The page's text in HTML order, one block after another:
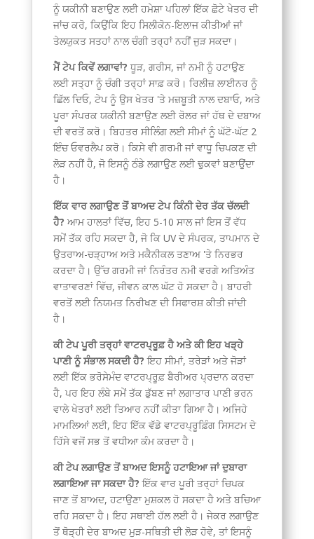
ਨੂੰ ਯਕੀਨੀ ਬਣਾਉਣ ਲਈ ਹਮੇਸ਼ਾ ਪਹਿਲਾਂ ਇੱਕ ਛੋਟੇ ਖੇਤਰ ਦੀ
ਜਾਂਚ ਕਰੋ, ਕਿਉਂਕਿ ਇਹ ਸਿਲੀਕੋਨ-ਇਲਾਜ ਕੀਤੀਆਂ ਜਾਂ
ਤੇਲਯੁਕਤ ਸਤਹਾਂ ਨਾਲ ਚੰਗੀ ਤਰ੍ਹਾਂ ਨਹੀਂ ਜੁੜ ਸਕਦਾ।
ਮੈਂ ਟੇਪ ਕਿਵੇਂ ਲਗਾਵਾਂ? ਧੂੜ, ਗਰੀਸ, ਜਾਂ ਨਮੀ ਨੂੰ ਹਟਾਉਣ
ਲਈ ਸਤ੍ਹਾ ਨੂੰ ਚੰਗੀ ਤਰ੍ਹਾਂ ਸਾਫ਼ ਕਰੋ। ਰਿਲੀਜ਼ ਲਾਈਨਰ ਨੂੰ
ਛਿੱਲ ਦਿਓ, ਟੇਪ ਨੂੰ ਉਸ ਖੇਤਰ 'ਤੇ ਮਜ਼ਬੂਤੀ ਨਾਲ ਦਬਾਓ, ਅਤੇ
ਪੂਰਾ ਸੰਪਰਕ ਯਕੀਨੀ ਬਣਾਉਣ ਲਈ ਰੋਲਰ ਜਾਂ ਹੱਥ ਦੇ ਦਬਾਅ
ਦੀ ਵਰਤੋਂ ਕਰੋ। ਬਿਹਤਰ ਸੀਲਿੰਗ ਲਈ ਸੀਮਾਂ ਨੂੰ ਘੱਟੋ-ਘੱਟ 2
ਇੰਚ ਓਵਰਲੈਪ ਕਰੋ। ਕਿਸੇ ਵੀ ਗਰਮੀ ਜਾਂ ਵਾਧੂ ਚਿਪਕਣ ਦੀ
ਲੋੜ ਨਹੀਂ ਹੈ, ਜੋ ਇਸਨੂੰ ਠੰਡੇ ਲਗਾਉਣ ਲਈ ਢੁਕਵਾਂ ਬਣਾਉਂਦਾ
ਹੈ।
ਇੱਕ ਵਾਰ ਲਗਾਉਣ ਤੋਂ ਬਾਅਦ ਟੇਪ ਕਿੰਨੀ ਦੇਰ ਤੱਕ ਚੱਲਦੀ
ਹੈ? ਆਮ ਹਾਲਤਾਂ ਵਿੱਚ, ਇਹ 5-10 ਸਾਲ ਜਾਂ ਇਸ ਤੋਂ ਵੱਧ
ਸਮੇਂ ਤੱਕ ਰਹਿ ਸਕਦਾ ਹੈ, ਜੋ ਕਿ UV ਦੇ ਸੰਪਰਕ, ਤਾਪਮਾਨ ਦੇ
ਉਤਰਾਅ-ਚੜ੍ਹਾਅ ਅਤੇ ਮਕੈਨੀਕਲ ਤਣਾਅ 'ਤੇ ਨਿਰਭਰ
ਕਰਦਾ ਹੈ। ਉੱਚ ਗਰਮੀ ਜਾਂ ਨਿਰੰਤਰ ਨਮੀ ਵਰਗੇ ਅਤਿਅੰਤ
ਵਾਤਾਵਰਣਾਂ ਵਿੱਚ, ਜੀਵਨ ਕਾਲ ਘੱਟ ਹੋ ਸਕਦਾ ਹੈ। ਬਾਹਰੀ
ਵਰਤੋਂ ਲਈ ਨਿਯਮਤ ਨਿਰੀਖਣ ਦੀ ਸਿਫਾਰਸ਼ ਕੀਤੀ ਜਾਂਦੀ
ਹੈ।
ਕੀ ਟੇਪ ਪੂਰੀ ਤਰ੍ਹਾਂ ਵਾਟਰਪ੍ਰੂਫ਼ ਹੈ ਅਤੇ ਕੀ ਇਹ ਖੜ੍ਹੇ
ਪਾਣੀ ਨੂੰ ਸੰਭਾਲ ਸਕਦੀ ਹੈ? ਇਹ ਸੀਮਾਂ, ਤਰੇੜਾਂ ਅਤੇ ਜੋੜਾਂ
ਲਈ ਇੱਕ ਭਰੋਸੇਮੰਦ ਵਾਟਰਪ੍ਰੂਫ਼ ਬੈਰੀਅਰ ਪ੍ਰਦਾਨ ਕਰਦਾ
ਹੈ, ਪਰ ਇਹ ਲੰਬੇ ਸਮੇਂ ਤੱਕ ਡੁੱਬਣ ਜਾਂ ਲਗਾਤਾਰ ਪਾਣੀ ਭਰਨ
ਵਾਲੇ ਖੇਤਰਾਂ ਲਈ ਤਿਆਰ ਨਹੀਂ ਕੀਤਾ ਗਿਆ ਹੈ। ਅਜਿਹੇ
ਮਾਮਲਿਆਂ ਲਈ, ਇਹ ਇੱਕ ਵੱਡੇ ਵਾਟਰਪ੍ਰੂਫ਼ਿੰਗ ਸਿਸਟਮ ਦੇ
ਹਿੱਸੇ ਵਜੋਂ ਸਭ ਤੋਂ ਵਧੀਆ ਕੰਮ ਕਰਦਾ ਹੈ।
ਕੀ ਟੇਪ ਲਗਾਉਣ ਤੋਂ ਬਾਅਦ ਇਸਨੂੰ ਹਟਾਇਆ ਜਾਂ ਦੁਬਾਰਾ
ਲਗਾਇਆ ਜਾ ਸਕਦਾ ਹੈ? ਇੱਕ ਵਾਰ ਪੂਰੀ ਤਰ੍ਹਾਂ ਚਿਪਕ
ਜਾਣ ਤੋਂ ਬਾਅਦ, ਹਟਾਉਣਾ ਮੁਸ਼ਕਲ ਹੋ ਸਕਦਾ ਹੈ ਅਤੇ ਬਚਿਆ
ਰਹਿ ਸਕਦਾ ਹੈ। ਇਹ ਸਥਾਈ ਹੱਲ ਲਈ ਹੈ। ਜੇਕਰ ਲਗਾਉਣ
ਤੋਂ ਥੋੜ੍ਹੀ ਦੇਰ ਬਾਅਦ ਮੁੜ-ਸਥਿਤੀ ਦੀ ਲੋੜ ਹੋਵੇ, ਤਾਂ ਇਸਨੂੰ